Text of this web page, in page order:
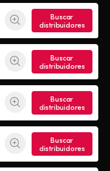
Buscar
distribuidores
Buscar
distribuidores
Buscar
distribuidores
Buscar
distribuidores